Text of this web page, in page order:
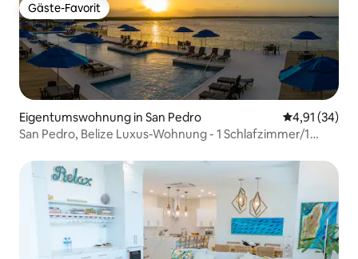
Gäste-Favorit
Gäste-Favorit
Eigentumswohnung in San Pedro
4,91 (34)
San Pedro, Belize Luxus-Wohnung - 1 Schlafzimmer/1